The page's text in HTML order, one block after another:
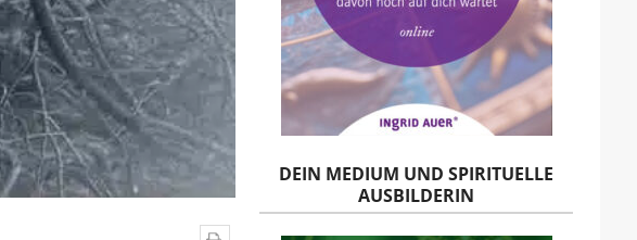
DEIN MEDIUM UND SPIRITUELLE
AUSBILDERIN